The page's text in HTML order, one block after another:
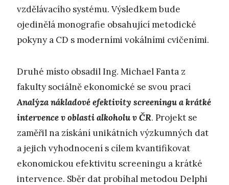
vzdělávacího systému. Výsledkem bude
ojedinělá monografie obsahující metodické
pokyny a CD s moderními vokálními cvičeními.
Druhé místo obsadil Ing. Michael Fanta z
fakulty sociálně ekonomické se svou prací
Analýza nákladové efektivity screeningu a krátké
intervence v oblasti alkoholu v ČR. Projekt se
zaměřil na získání unikátních výzkumných dat
a jejich vyhodnocení s cílem kvantifikovat
ekonomickou efektivitu screeningu a krátké
intervence. Sběr dat probíhal metodou Delphi